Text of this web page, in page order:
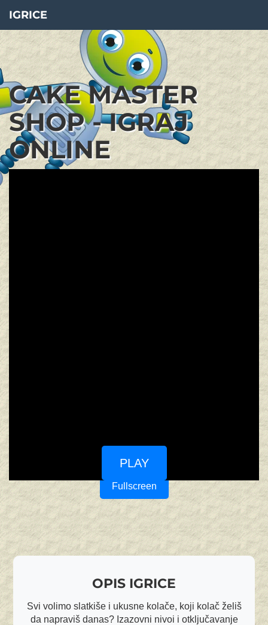
IGRICE
CAKE MASTER
SHOP - IGRAJ
ONLINE
PLAY
Fullscreen
OPIS IGRICE
Svi volimo slatkiše i ukusne kolače, koji kolač želiš
da napraviš danas? Izazovni nivoi i otključavanje